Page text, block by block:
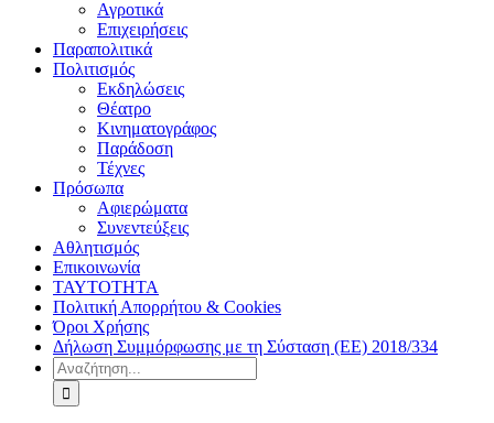
Αγροτικά
Επιχειρήσεις
Παραπολιτικά
Πολιτισμός
Εκδηλώσεις
Θέατρο
Κινηματογράφος
Παράδοση
Τέχνες
Πρόσωπα
Αφιερώματα
Συνεντεύξεις
Αθλητισμός
Επικοινωνία
ΤΑΥΤΟΤΗΤΑ
Πολιτική Απορρήτου & Cookies
Όροι Χρήσης
Δήλωση Συμμόρφωσης με τη Σύσταση (ΕΕ) 2018/334
Αναζήτηση
για: